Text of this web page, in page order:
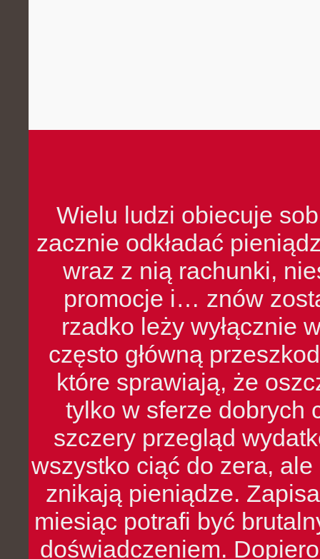
Wielu ludzi obiecuje
zacznie odkładać
wraz z nią rachunki,
promocje i… znów
rzadko leży wyłącznie
często główną
które sprawiają, że
tylko w sferze dobrych
szczery przegląd
wszystko ciąć do zera,
znikają pieniądze.
miesiąc potrafi być
doświadczeniem.